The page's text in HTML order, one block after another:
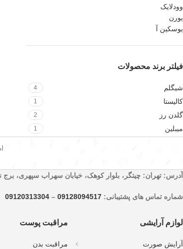
وودلایک
یورن
یوسکین آ
فیلتر برند محصولات
شیگلم 4
کالیستا 1
گلدن رز 2
میبلین 1
آدرس: تهران: چیتگر، بلوار کوهک، خیابان سهراب سپهری، برج
شماره تماس های پشتیبانی: 09128094517
–
09120313304
لوازم آرایشی
آرایش صورت
مراقبت پوست
مراقبت بدن